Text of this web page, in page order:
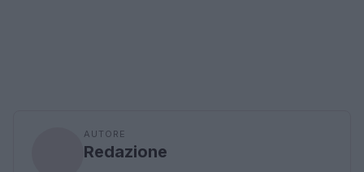
AUTORE
Redazione